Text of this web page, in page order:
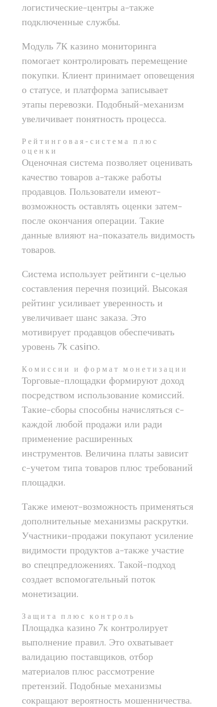
логистические-центры а-также
подключенные службы.
Модуль 7К казино мониторинга
помогает контролировать перемещение
покупки. Клиент принимает оповещения
о статусе, и платформа записывает
этапы перевозки. Подобный-механизм
увеличивает понятность процесса.
Рейтинговая-система плюс
оценки
Оценочная система позволяет оценивать
качество товаров а-также работы
продавцов. Пользователи имеют-
возможность оставлять оценки затем-
после окончания операции. Такие
данные влияют на-показатель видимость
товаров.
Система использует рейтинги с-целью
составления перечня позиций. Высокая
рейтинг усиливает уверенность и
увеличивает шанс заказа. Это
мотивирует продавцов обеспечивать
уровень 7k casino.
Комиссии и формат монетизации
Торговые-площадки формируют доход
посредством использование комиссий.
Такие-сборы способны начисляться с-
каждой любой продажи или ради
применение расширенных
инструментов. Величина платы зависит
с-учетом типа товаров плюс требований
площадки.
Также имеют-возможность применяться
дополнительные механизмы раскрутки.
Участники-продажи покупают усиление
видимости продуктов а-также участие
во спецпредложениях. Такой-подход
создает вспомогательный поток
монетизации.
Защита плюс контроль
Площадка казино 7к контролирует
выполнение правил. Это охватывает
валидацию поставщиков, отбор
материалов плюс рассмотрение
претензий. Подобные механизмы
сокращают вероятность мошенничества.